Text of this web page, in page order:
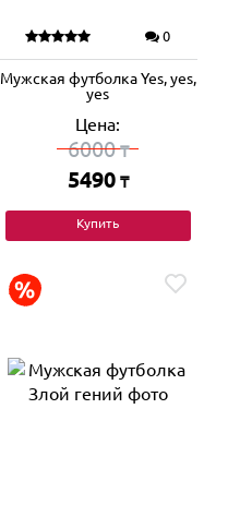
0
Мужская футболка Yes, yes,
yes
Цена:
6000₸
5490 ₸
Купить